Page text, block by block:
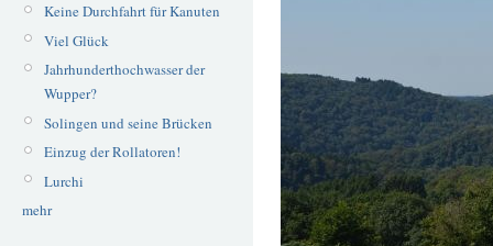
Keine Durchfahrt für Kanuten
Viel Glück
Jahrhunderthochwasser der
Wupper?
Solingen und seine Brücken
Einzug der Rollatoren!
Lurchi
mehr